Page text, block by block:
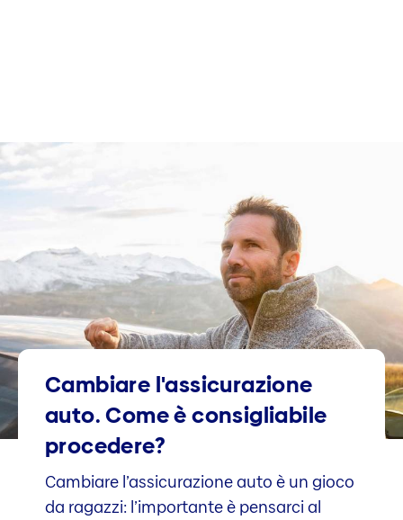
Cambiare l'assicurazione
auto. Come è consigliabile
procedere?
Cambiare l’assicurazione auto è un gioco
da ragazzi: l’importante è pensarci al